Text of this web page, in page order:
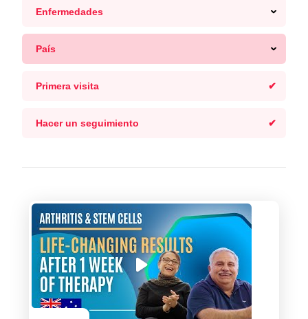
Enfermedades
País
Primera visita
Hacer un seguimiento